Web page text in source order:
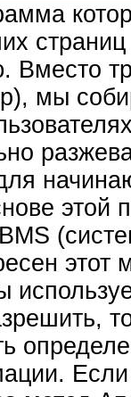
Вместо
мы
этой
этот